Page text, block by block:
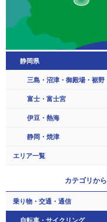
静岡県
三島・沼津・御殿場・裾野
富士・富士宮
伊豆・熱海
静岡・焼津
エリア一覧
カテゴリから
乗り物・交通・通信
自転車・サイクリング